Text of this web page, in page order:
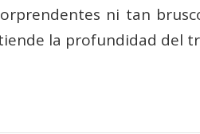
ni tan
la profundidad del